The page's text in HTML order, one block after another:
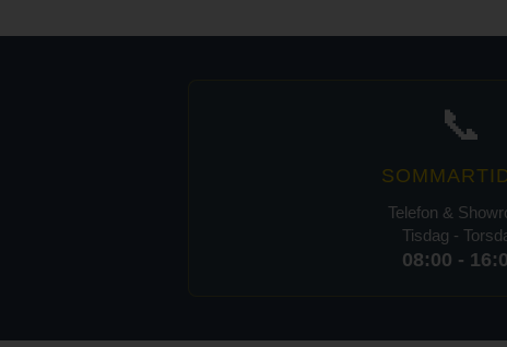
📞
Telefon &
Tisdag -
08:00 -